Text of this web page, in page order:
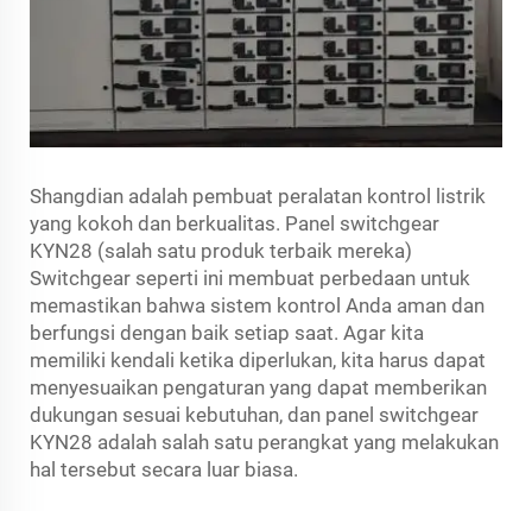
Shangdian adalah pembuat peralatan kontrol listrik
yang kokoh dan berkualitas. Panel switchgear
KYN28 (salah satu produk terbaik mereka)
Switchgear seperti ini membuat perbedaan untuk
memastikan bahwa sistem kontrol Anda aman dan
berfungsi dengan baik setiap saat. Agar kita
memiliki kendali ketika diperlukan, kita harus dapat
menyesuaikan pengaturan yang dapat memberikan
dukungan sesuai kebutuhan, dan panel switchgear
KYN28 adalah salah satu perangkat yang melakukan
hal tersebut secara luar biasa.